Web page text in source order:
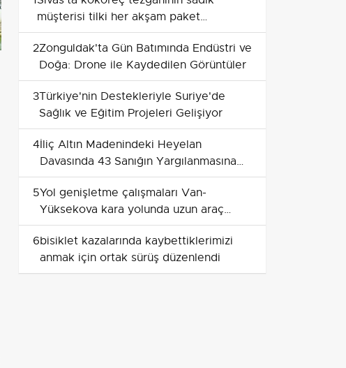
müşterisi tilki her akşam paket
yaptırıyor
2Zonguldak'ta Gün Batımında Endüstri ve
Doğa: Drone ile Kaydedilen Görüntüler
3Türkiye'nin Destekleriyle Suriye'de
Sağlık ve Eğitim Projeleri Gelişiyor
4İliç Altın Madenindeki Heyelan
Davasında 43 Sanığın Yargılanmasına
Başlanıyor
5Yol genişletme çalışmaları Van-
Yüksekova kara yolunda uzun araç
kuyruklarına yol açtı
6bisiklet kazalarında kaybettiklerimizi
anmak için ortak sürüş düzenlendi